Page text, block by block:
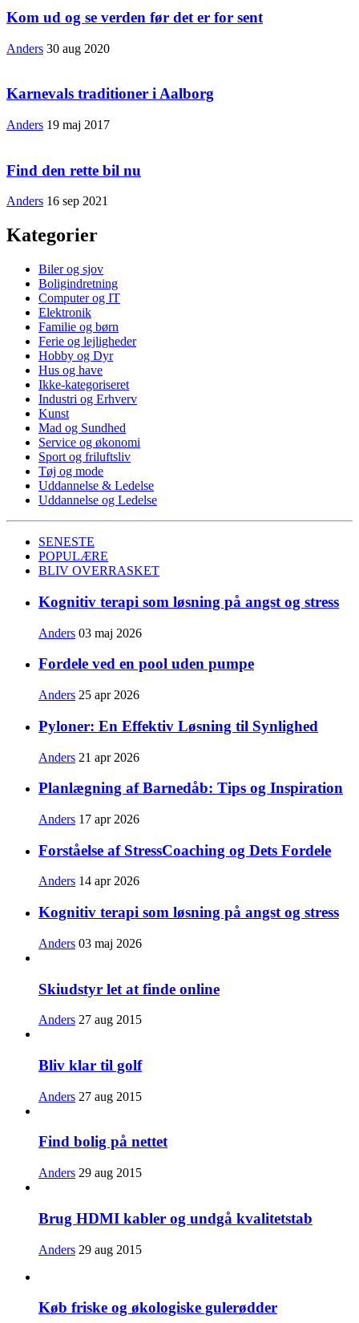
Kom ud og se verden før det er for sent
Anders 30 aug 2020
Karnevals traditioner i Aalborg
Anders 19 maj 2017
Find den rette bil nu
Anders 16 sep 2021
Kategorier
Biler og sjov
Boligindretning
Computer og IT
Elektronik
Familie og børn
Ferie og lejligheder
Hobby og Dyr
Hus og have
Ikke-kategoriseret
Industri og Erhverv
Kunst
Mad og Sundhed
Service og økonomi
Sport og friluftsliv
Tøj og mode
Uddannelse & Ledelse
Uddannelse og Ledelse
SENESTE
POPULÆRE
BLIV OVERRASKET
Kognitiv terapi som løsning på angst og stress
Anders 03 maj 2026
Fordele ved en pool uden pumpe
Anders 25 apr 2026
Pyloner: En Effektiv Løsning til Synlighed
Anders 21 apr 2026
Planlægning af Barnedåb: Tips og Inspiration
Anders 17 apr 2026
Forståelse af StressCoaching og Dets Fordele
Anders 14 apr 2026
Kognitiv terapi som løsning på angst og stress
Anders 03 maj 2026
Skiudstyr let at finde online
Anders 27 aug 2015
Bliv klar til golf
Anders 27 aug 2015
Find bolig på nettet
Anders 29 aug 2015
Brug HDMI kabler og undgå kvalitetstab
Anders 29 aug 2015
Køb friske og økologiske gulerødder